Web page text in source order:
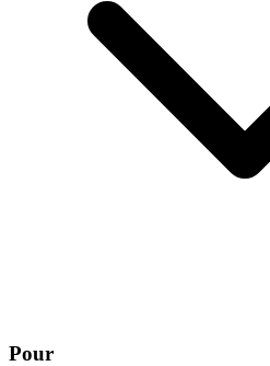
Pour